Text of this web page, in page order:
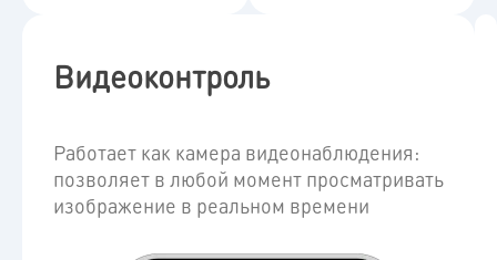
Видеоконтроль
Работает как камера видеонаблюдения:
позволяет в любой момент просматривать
изображение в реальном времени